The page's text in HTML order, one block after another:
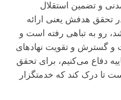
و تضمین استقلال
تحقق هدفش یعنی ارائه
رو به تباهی رفته است و
و گسترش و تقویت نهادهای
دفاع می‌کنیم، برای تحقق
تا درک کند که خدمتگزار